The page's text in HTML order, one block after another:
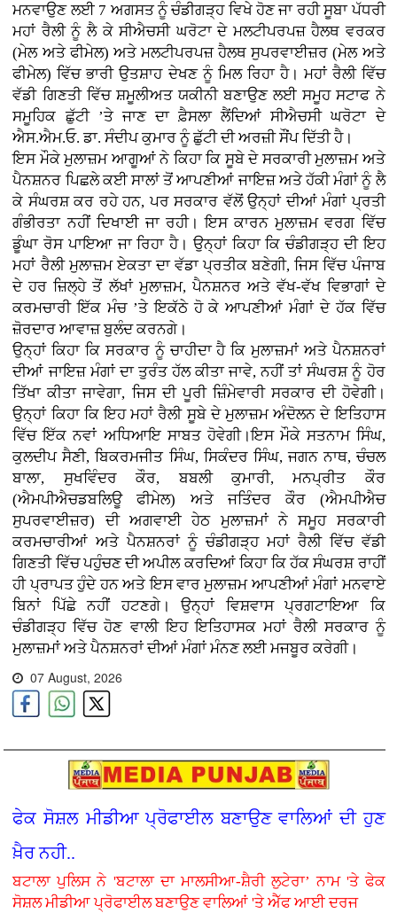
ਮਨਵਾਉਣ ਲਈ 7 ਅਗਸਤ ਨੂੰ ਚੰਡੀਗੜ੍ਹ ਵਿਖੇ ਹੋਣ ਜਾ ਰਹੀ ਸੂਬਾ ਪੱਧਰੀ
ਮਹਾਂ ਰੈਲੀ ਨੂੰ ਲੈ ਕੇ ਸੀਐਚਸੀ ਘਰੋਟਾ ਦੇ ਮਲਟੀਪਰਪਜ਼ ਹੈਲਥ ਵਰਕਰ
(ਮੇਲ ਅਤੇ ਫੀਮੇਲ) ਅਤੇ ਮਲਟੀਪਰਪਜ਼ ਹੈਲਥ ਸੁਪਰਵਾਈਜ਼ਰ (ਮੇਲ ਅਤੇ
ਫੀਮੇਲ) ਵਿੱਚ ਭਾਰੀ ਉਤਸ਼ਾਹ ਦੇਖਣ ਨੂੰ ਮਿਲ ਰਿਹਾ ਹੈ। ਮਹਾਂ ਰੈਲੀ ਵਿੱਚ
ਵੱਡੀ ਗਿਣਤੀ ਵਿੱਚ ਸ਼ਮੂਲੀਅਤ ਯਕੀਨੀ ਬਣਾਉਣ ਲਈ ਸਮੂਹ ਸਟਾਫ ਨੇ
ਸਮੂਹਿਕ ਛੁੱਟੀ ’ਤੇ ਜਾਣ ਦਾ ਫ਼ੈਸਲਾ ਲੈਂਦਿਆਂ ਸੀਐਚਸੀ ਘਰੋਟਾ ਦੇ
ਐਸ.ਐਮ.ਓ. ਡਾ. ਸੰਦੀਪ ਕੁਮਾਰ ਨੂੰ ਛੁੱਟੀ ਦੀ ਅਰਜ਼ੀ ਸੌਂਪ ਦਿੱਤੀ ਹੈ।
ਇਸ ਮੌਕੇ ਮੁਲਾਜ਼ਮ ਆਗੂਆਂ ਨੇ ਕਿਹਾ ਕਿ ਸੂਬੇ ਦੇ ਸਰਕਾਰੀ ਮੁਲਾਜ਼ਮ ਅਤੇ
ਪੈਨਸ਼ਨਰ ਪਿਛਲੇ ਕਈ ਸਾਲਾਂ ਤੋਂ ਆਪਣੀਆਂ ਜਾਇਜ਼ ਅਤੇ ਹੱਕੀ ਮੰਗਾਂ ਨੂੰ ਲੈ
ਕੇ ਸੰਘਰਸ਼ ਕਰ ਰਹੇ ਹਨ, ਪਰ ਸਰਕਾਰ ਵੱਲੋਂ ਉਨ੍ਹਾਂ ਦੀਆਂ ਮੰਗਾਂ ਪ੍ਰਤੀ
ਗੰਭੀਰਤਾ ਨਹੀਂ ਦਿਖਾਈ ਜਾ ਰਹੀ। ਇਸ ਕਾਰਨ ਮੁਲਾਜ਼ਮ ਵਰਗ ਵਿੱਚ
ਡੂੰਘਾ ਰੋਸ ਪਾਇਆ ਜਾ ਰਿਹਾ ਹੈ। ਉਨ੍ਹਾਂ ਕਿਹਾ ਕਿ ਚੰਡੀਗੜ੍ਹ ਦੀ ਇਹ
ਮਹਾਂ ਰੈਲੀ ਮੁਲਾਜ਼ਮ ਏਕਤਾ ਦਾ ਵੱਡਾ ਪ੍ਰਤੀਕ ਬਣੇਗੀ, ਜਿਸ ਵਿੱਚ ਪੰਜਾਬ
ਦੇ ਹਰ ਜ਼ਿਲ੍ਹੇ ਤੋਂ ਲੱਖਾਂ ਮੁਲਾਜ਼ਮ, ਪੈਨਸ਼ਨਰ ਅਤੇ ਵੱਖ-ਵੱਖ ਵਿਭਾਗਾਂ ਦੇ
ਕਰਮਚਾਰੀ ਇੱਕ ਮੰਚ ’ਤੇ ਇਕੱਠੇ ਹੋ ਕੇ ਆਪਣੀਆਂ ਮੰਗਾਂ ਦੇ ਹੱਕ ਵਿੱਚ
ਜ਼ੋਰਦਾਰ ਆਵਾਜ਼ ਬੁਲੰਦ ਕਰਨਗੇ।
ਉਨ੍ਹਾਂ ਕਿਹਾ ਕਿ ਸਰਕਾਰ ਨੂੰ ਚਾਹੀਦਾ ਹੈ ਕਿ ਮੁਲਾਜ਼ਮਾਂ ਅਤੇ ਪੈਨਸ਼ਨਰਾਂ
ਦੀਆਂ ਜਾਇਜ਼ ਮੰਗਾਂ ਦਾ ਤੁਰੰਤ ਹੱਲ ਕੀਤਾ ਜਾਵੇ, ਨਹੀਂ ਤਾਂ ਸੰਘਰਸ਼ ਨੂੰ ਹੋਰ
ਤਿੱਖਾ ਕੀਤਾ ਜਾਵੇਗਾ, ਜਿਸ ਦੀ ਪੂਰੀ ਜ਼ਿੰਮੇਵਾਰੀ ਸਰਕਾਰ ਦੀ ਹੋਵੇਗੀ।
ਉਨ੍ਹਾਂ ਕਿਹਾ ਕਿ ਇਹ ਮਹਾਂ ਰੈਲੀ ਸੂਬੇ ਦੇ ਮੁਲਾਜ਼ਮ ਅੰਦੋਲਨ ਦੇ ਇਤਿਹਾਸ
ਵਿੱਚ ਇੱਕ ਨਵਾਂ ਅਧਿਆਇ ਸਾਬਤ ਹੋਵੇਗੀ।ਇਸ ਮੌਕੇ ਸਤਨਾਮ ਸਿੰਘ,
ਕੁਲਦੀਪ ਸੈਣੀ, ਬਿਕਰਮਜੀਤ ਸਿੰਘ, ਸਿਕੰਦਰ ਸਿੰਘ, ਜਗਨ ਨਾਥ, ਚੰਚਲ
ਬਾਲਾ, ਸੁਖਵਿੰਦਰ ਕੌਰ, ਬਬਲੀ ਕੁਮਾਰੀ, ਮਨਪ੍ਰੀਤ ਕੌਰ
(ਐਮਪੀਐਚਡਬਲਿਊ ਫੀਮੇਲ) ਅਤੇ ਜਤਿੰਦਰ ਕੌਰ (ਐਮਪੀਐਚ
ਸੁਪਰਵਾਈਜ਼ਰ) ਦੀ ਅਗਵਾਈ ਹੇਠ ਮੁਲਾਜ਼ਮਾਂ ਨੇ ਸਮੂਹ ਸਰਕਾਰੀ
ਕਰਮਚਾਰੀਆਂ ਅਤੇ ਪੈਨਸ਼ਨਰਾਂ ਨੂੰ ਚੰਡੀਗੜ੍ਹ ਮਹਾਂ ਰੈਲੀ ਵਿੱਚ ਵੱਡੀ
ਗਿਣਤੀ ਵਿੱਚ ਪਹੁੰਚਣ ਦੀ ਅਪੀਲ ਕਰਦਿਆਂ ਕਿਹਾ ਕਿ ਹੱਕ ਸੰਘਰਸ਼ ਰਾਹੀਂ
ਹੀ ਪ੍ਰਾਪਤ ਹੁੰਦੇ ਹਨ ਅਤੇ ਇਸ ਵਾਰ ਮੁਲਾਜ਼ਮ ਆਪਣੀਆਂ ਮੰਗਾਂ ਮਨਵਾਏ
ਬਿਨਾਂ ਪਿੱਛੇ ਨਹੀਂ ਹਟਣਗੇ। ਉਨ੍ਹਾਂ ਵਿਸ਼ਵਾਸ ਪ੍ਰਗਟਾਇਆ ਕਿ
ਚੰਡੀਗੜ੍ਹ ਵਿੱਚ ਹੋਣ ਵਾਲੀ ਇਹ ਇਤਿਹਾਸਕ ਮਹਾਂ ਰੈਲੀ ਸਰਕਾਰ ਨੂੰ
ਮੁਲਾਜ਼ਮਾਂ ਅਤੇ ਪੈਨਸ਼ਨਰਾਂ ਦੀਆਂ ਮੰਗਾਂ ਮੰਨਣ ਲਈ ਮਜਬੂਰ ਕਰੇਗੀ।
07 August, 2026
ਫੇਕ ਸੋਸ਼ਲ ਮੀਡੀਆ ਪ੍ਰੋਫਾਈਲ ਬਣਾਉਣ ਵਾਲਿਆਂ ਦੀ ਹੁਣ
ਖ਼ੈਰ ਨਹੀ..
ਬਟਾਲਾ ਪੁਲਿਸ ਨੇ 'ਬਟਾਲਾ ਦਾ ਮਾਲਸੀਆ-ਸ਼ੈਰੀ ਲੁਟੇਰਾ’ ਨਾਮ 'ਤੇ ਫੇਕ
ਸੋਸ਼ਲ ਮੀਡੀਆ ਪ੍ਰੋਫਾਈਲ ਬਣਾਉਣ ਵਾਲਿਆਂ 'ਤੇ ਐੱਫ ਆਈ ਦਰਜ